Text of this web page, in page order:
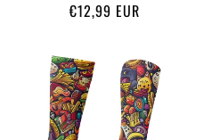
Prix
€12,99 EUR